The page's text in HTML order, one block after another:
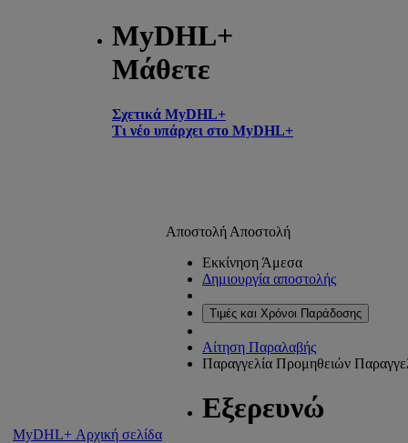
MyDHL+
Μάθετε
Σχετικά MyDHL+
Τι νέο υπάρχει στο MyDHL+
MyDHL+ Αρχική σελίδα
Αποστολή Αποστολή
Εκκίνηση Άμεσα
Δημιουργία αποστολής
Τιμές και Χρόνοι Παράδοσης
Αίτηση Παραλαβής
Παραγγελία Προμηθειών
Εξερευνώ